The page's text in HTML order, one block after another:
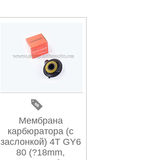
Мембрана
карбюратора (с
заслонкой) 4T GY6
80 (?18mm,